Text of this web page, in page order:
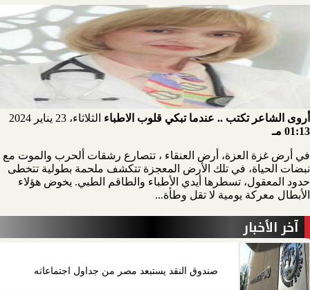
أروى الشاعر تكتب .. عندما تبكي قلوب الاطباء الثلاثاء، 23 يناير 2024
01:13 مـ
في أرض غزة العزة، أرض العنقاء ، تتصارع رشقات ألحرب والموت مع
نبضات الحياة، في تلك الأرض المعجزة تتكشف ملحمة بطولية تتخطى
حدود المعقول، تسطرها أيدي الأطباء والطاقم الطبي. يخوض هؤلاء
الأبطال معركة يومية لا تقل وطأة...
آخر الأخبار
صندوق النقد يستبعد مصر من جداول اجتماعاته